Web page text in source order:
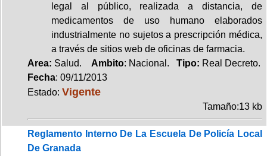
legal al público, realizada a distancia, de
medicamentos de uso humano elaborados
industrialmente no sujetos a prescripción médica,
a través de sitios web de oficinas de farmacia.
Area: Salud. Ambito: Nacional. Tipo: Real Decreto.
Fecha: 09/11/2013
Estado: Vigente
Tamaño:13 kb
Reglamento Interno De La Escuela De Policía Local
De Granada